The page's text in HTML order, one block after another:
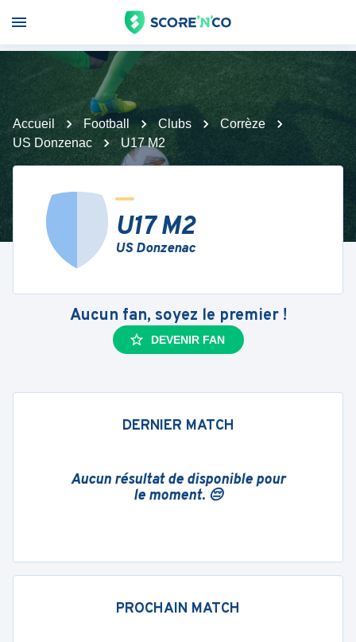
Accueil Football Clubs
Corrèze
US Donzenac
U17 M2
U17 M2
US Donzenac
Aucun fan, soyez le premier !
DEVENIR FAN
DERNIER MATCH
Aucun résultat de disponible pour
le moment. 😔
PROCHAIN MATCH